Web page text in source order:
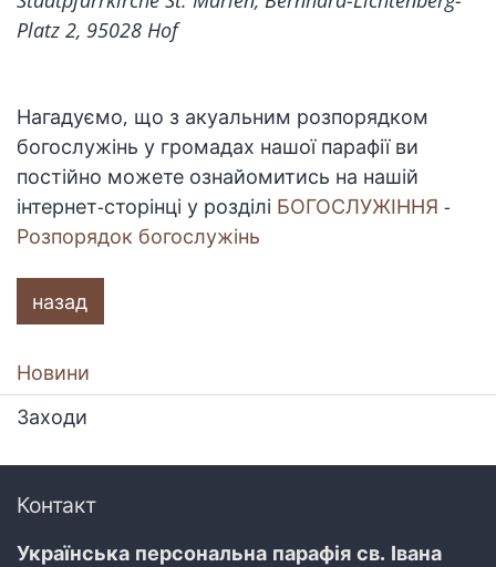
Platz 2, 95028 Hof
Нагадуємо, що з акуальним розпорядком
богослужінь у громадах нашої парафії ви
постійно можете ознайомитись на нашій
інтернет-сторінці у розділі БОГОСЛУЖІННЯ -
Розпорядок богослужінь
назад
Новини
Заходи
Контакт
Українська персональна парафія св. Івана